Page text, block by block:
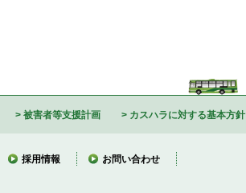
被害者等支援計画 カスハラに対する基本方針
採用情報 お問い合わせ